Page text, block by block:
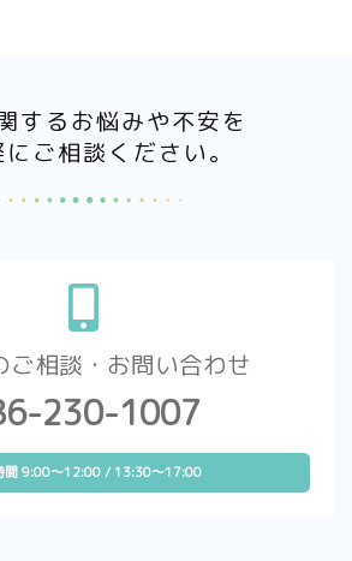
するお悩みや不安を
ご相談ください。
ご相談・お問い合わせ
230-1007
間 9:00～12:00 / 13:30～17:00